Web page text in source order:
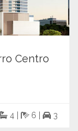
Centro
4 | 6 | 3